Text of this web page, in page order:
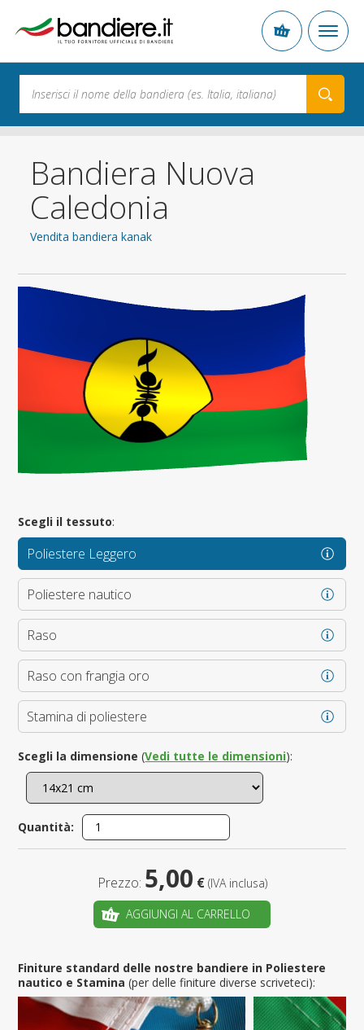
Bandiera Nuova
Caledonia
Vendita bandiera kanak
Scegli il tessuto:
Poliestere Leggero
Poliestere nautico
Raso
Raso con frangia oro
Stamina di poliestere
Scegli la dimensione (Vedi tutte le dimensioni):
Quantità:
Prezzo: 5,00 € (IVA inclusa)
AGGIUNGI AL CARRELLO
Finiture standard delle nostre bandiere in Poliestere
nautico e Stamina(per delle finiture diverse scriveteci):